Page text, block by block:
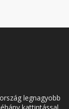
legnagyobb